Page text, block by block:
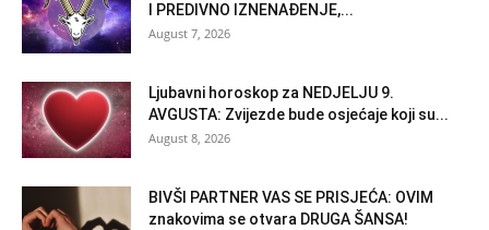
I PREDIVNO IZNENAĐENJE,...
August 7, 2026
Ljubavni horoskop za NEDJELJU 9.
AVGUSTA: Zvijezde bude osjećaje koji su...
August 8, 2026
BIVŠI PARTNER VAS SE PRISJEĆA: OVIM
znakovima se otvara DRUGA ŠANSA!